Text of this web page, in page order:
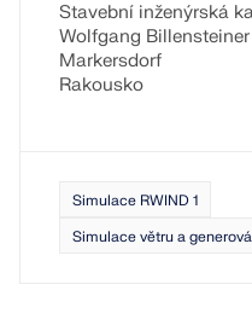
Nástroj Geo-zóny
Online služba Dlubal
Stavební inženýrská
Wolfgang Billensteiner
Markersdorf
Rakousko
Simulace RWIND 1
Simulace větru a